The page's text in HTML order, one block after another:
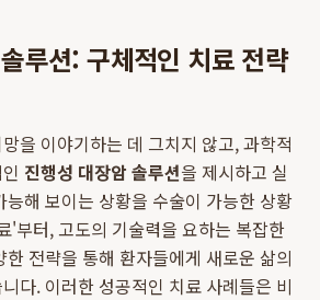
루션: 구체적인 치료 전략
을 이야기하는 데 그치지 않고, 과학적
진행성 대장암 솔루션을 제시하고 실
능해 보이는 상황을 수술이 가능한 상황
'부터, 고도의 기술력을 요하는 복잡한
전략을 통해 환자들에게 새로운 삶의
다. 이러한 성공적인 치료 사례들은 비